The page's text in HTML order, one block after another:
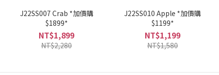
J22SS007 Crab *加價購
$1899*
NT$1,899
NT$2,280
J22SS010 Apple *加價購
$1199*
NT$1,199
NT$1,580